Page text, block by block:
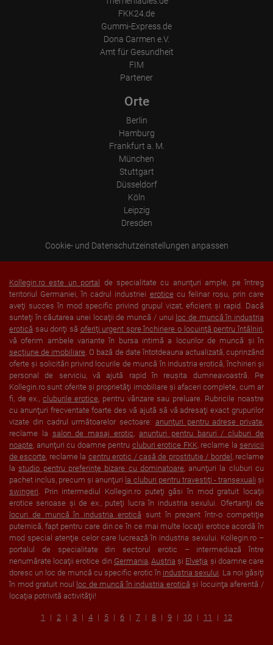
FKK24.de
Gummi-Express.de
Dona Carmen e.V.
Amt für Gesundheit
FIM
Partener
Orte
Berlin
Hamburg
Frankfurt a. M.
München
Stuttgart
Düsseldorf
Köln
Leipzig
Dresden
Cookie- und Datenschutzeinstellungen anpassen
Kollegin.ro este un portal de specialitate cu anunţuri ample, pe întreg
teritoriul Germaniei, în cadrul industriei eroticecu felinar roşu, prin care
aveţi succes în mod specific privind grupul vizat, eficient şi rapid. Dacă
sunteţi în căutarea unei locaţii de muncă / unui loc de muncă în industria
erotică sau doriţi să oferiţi urgent spre închiriere o locuinţă pentru întâlniri
vă oferim ambele variante în bursa intimă a locurilor de muncă şi în
secţiune de imobiliare . O bază de date întotdeauna actualizată, cuprinzând
oferte şi solicitări privind locurile de muncă în industria erotică, închirieri şi
personal de serviciu, vă ajută rapid în reuşita dumneavoastră. Pe
Kollegin.ro sunt oferite şi proprietăţi imobiliare şi afaceri complete, cum ar
fi, de ex., cluburile erotice , pentru vânzare sau preluare. Rubricile noastre
cu anunţuri frecventate foarte des vă ajută să vă adresaţi exact grupurilor
vizate din cadrul următoarelor sectoare: anunţuri pentru adrese private
reclame la salon de masaj erotic
anunţuri pentru baruri / cluburi de
noapte , anunţuri cu doamne pentru cluburi erotice FKK, reclame la servicii
de escorte , reclame la centru erotic / casă de prostituţie / bordel , reclame
lastudio pentru preferinţe bizare cu dominatoare, anunţuri la cluburi cu
pachet inclus, precum şi anunţuri la cluburi pentru travestiţi - transexuali şi
swingeri . Prin intermediul Kollegin.ro puteţi găsi în mod gratuit locaţii
erotice serioase şi de ex., puteţi lucra în industria sexului. Ofertanţii de
locuri de muncă în industria erotică sunt în prezent într-o competiţie
puternică, fapt pentru care din ce în ce mai multe locaţii erotice acordă în
mod special atenţie celor care lucrează în industria sexului. Kollegin.ro –
portalul de specialitate din sectorul erotic – intermediază între
nenumărate locaţii erotice din Germania ,Austria şi Elveția şi doamne care
doresc un loc de muncă cu specific erotic în industria sexului . La noi găsiţi
în mod gratuit noul loc de muncă în industria erotică şi locuinţa aferentă /
locaţia potrivită activităţii!
1 2 3 4 5 6 7 8 9 10 11 12